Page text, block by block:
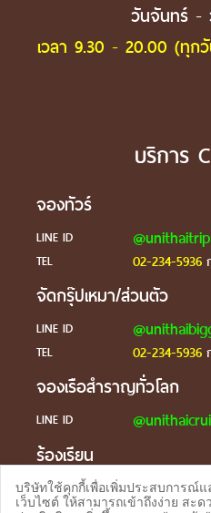
วันจันทร์ -
เวลา 9.30 - 20.00 (ทุก
บริการ
จองทัวร์
LINE ID @unithaitrip
TEL
02-234-5936
จัดกรุ๊ปเหมา/ส่วนตัว
LINE ID
TEL 02-234-5936
จองเรือสำราญทั่วโลก
LINE ID
ร้องเรียน
LINE ID
บริษัทใช้คุกกี้เพื่อเพิ่มประสบการณ์
เว็บไซต์ ให้สามารถเข้าถึงง่าย สะ